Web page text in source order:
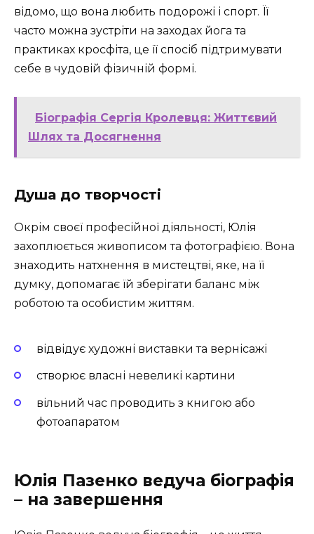
відомо, що вона любить подорожі і спорт. Її
часто можна зустріти на заходах йога та
практиках кросфіта, це її спосіб підтримувати
себе в чудовій фізичній формі.
Біографія Сергія Кролевця: Життєвий
Шлях та Досягнення
Душа до творчості
Окрім своєї професійної діяльності, Юлія
захоплюється живописом та фотографією. Вона
знаходить натхнення в мистецтві, яке, на її
думку, допомагає їй зберігати баланс між
роботою та особистим життям.
відвідує художні виставки та вернісажі
створює власні невеликі картини
вільний час проводить з книгою або
фотоапаратом
Юлія Пазенко ведуча біографія
– на завершення